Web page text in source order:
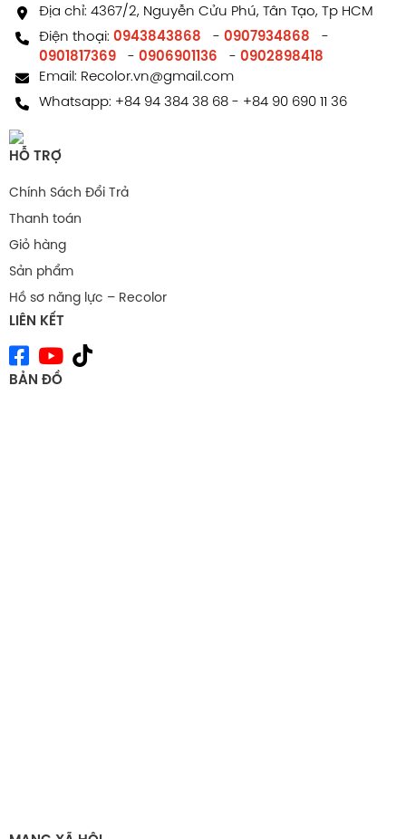
Địa chỉ: 4367/2, Nguyễn Cửu Phú, Tân Tạo, Tp HCM
Điện thoại: 0943843868 - 0907934868
-
0901817369
- 0906901136 - 0902898418
Email: Recolor.vn@gmail.com
Whatsapp: +84 94 384 38 68- +84 90 690 11 36
HỖ TRỢ
Chính Sách Đổi Trả
Thanh toán
Giỏ hàng
Sản phẩm
Hồ sơ năng lực – Recolor
LIÊN KẾT
BẢN ĐỒ